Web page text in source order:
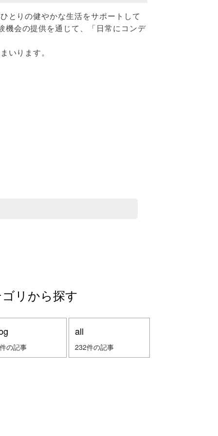
とりの健やかな生活をサポートして
機会の提供を通じて、「日常にコンデ
いります。
ゴリから探す
の記事
all
232件の記事